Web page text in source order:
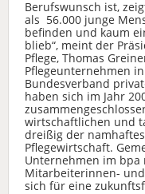
Berufswunsch ist,
als 56.000 junge
befinden und kaum
blieb“, meint der
Pflege, Thomas
Pflegeunternehmen
Bundesverband
haben sich im Jahr
wirtschaftlichen und
dreißig der
Pflegewirtschaft.
Unternehmen im
Mitarbeiterinnen-
sich für eine